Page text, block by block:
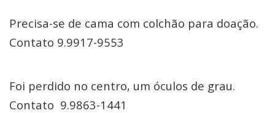
Precisa-se de cama com colchão para doação.
Contato 9.9917-9553
Foi perdido no centro, um óculos de grau.
Contato 9.9863-1441